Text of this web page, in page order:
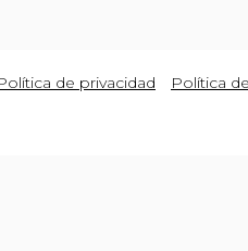
de privacidad Política